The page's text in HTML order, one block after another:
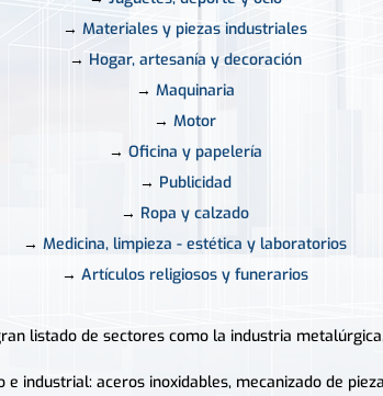
→Materiales y piezas industriales
→ Hogar, artesanía y decoración
→ Maquinaria
→Motor
→ Oficina y papelería
→ Publicidad
→ Ropa y calzado
→Medicina, limpieza - estética y laboratorios
→Artículos religiosos y funerarios
listado de sectores como la industria
e industrial: aceros inoxidables, mecanizado de